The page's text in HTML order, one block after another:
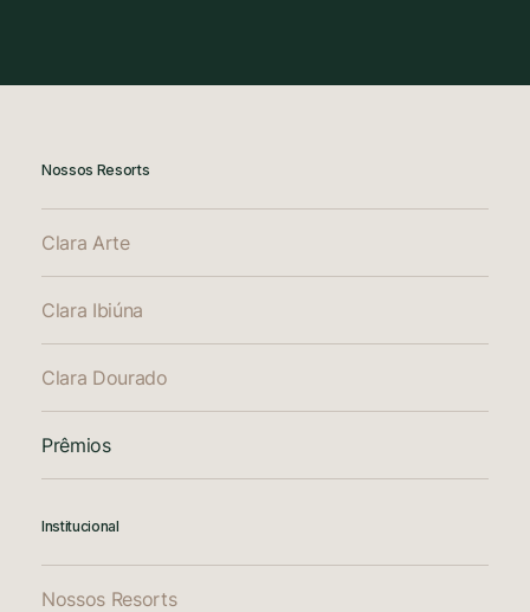
Nossos Resorts
Clara Arte
Clara Ibiúna
Clara Dourado
Prêmios
Institucional
Nossos Resorts